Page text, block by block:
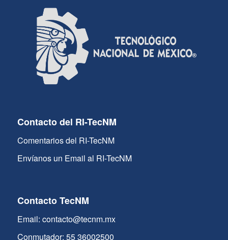
Contacto del RI-TecNM
Comentarios del RI-TecNM
Envíanos un Email al RI-TecNM
Contacto TecNM
Email: contacto@tecnm.mx
Conmutador: 55 36002500